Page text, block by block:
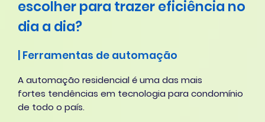
escolher para trazer eficiência no
dia a dia?
| Ferramentas de automação
A automação residencial é uma das mais
fortes tendências em tecnologia para condomínio
de todo o país.